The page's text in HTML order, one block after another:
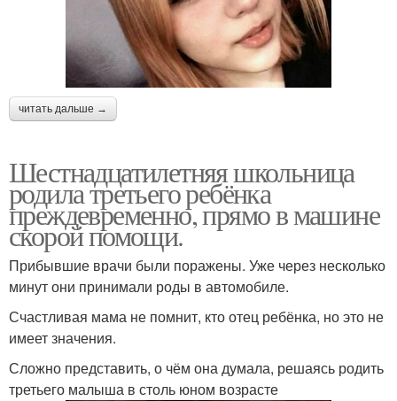
читать дальше →
Шестнадцатилетняя школьница
родила третьего ребёнка
преждевременно, прямо в машине
скорой помощи.
Прибывшие врачи были поражены. Уже через несколько
минут они принимали роды в автомобиле.
Счастливая мама не помнит, кто отец ребёнка, но это не
имеет значения.
Сложно представить, о чём она думала, решаясь родить
третьего малыша в столь юном возрасте